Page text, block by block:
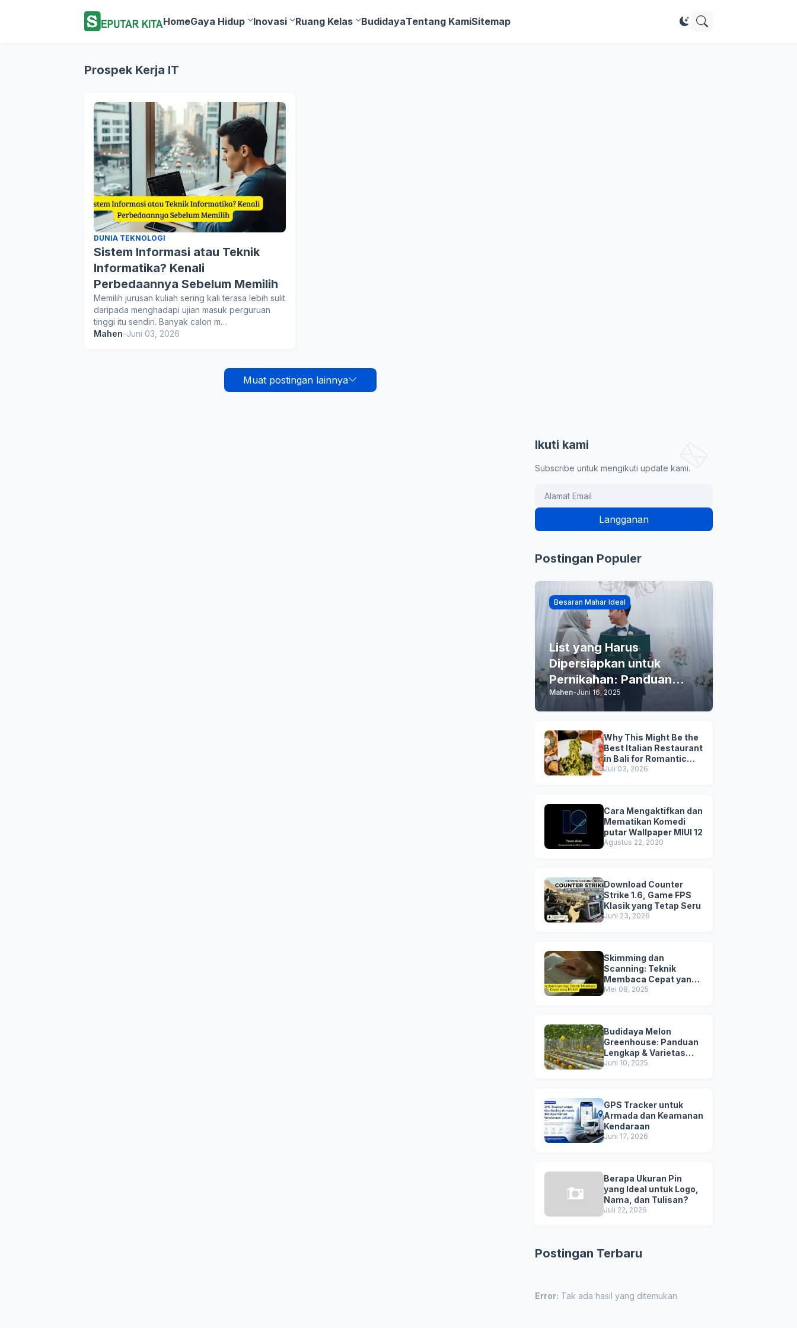
HomeGaya Hidup Inovasi Ruang Kelas BudidayaTentang KamiSitemap
Prospek Kerja IT
DUNIA TEKNOLOGI
Sistem Informasi atau Teknik
Informatika? Kenali
Perbedaannya Sebelum Memilih
Memilih jurusan kuliah sering kali terasa lebih sulit
daripada menghadapi ujian masuk perguruan
tinggi itu sendiri. Banyak calon m…
Mahen-Juni 03, 2026
Muat postingan lainnya
Ikuti kami
Subscribe untuk mengikuti update kami.
Postingan Populer
Besaran Mahar Ideal
List yang Harus
Dipersiapkan untuk
Pernikahan: Panduan
Praktis Anda
Mahen-Juni 16, 2025
Why This Might Be the
Best Italian Restaurant
in Bali for Romantic
Dinner, Family Dinner,
Juli 03, 2026
Cara Mengaktifkan dan
Mematikan Komedi
putar Wallpaper MIUI 12
Agustus 22, 2020
Download Counter
Strike 1.6, Game FPS
Klasik yang Tetap Seru
Juni 23, 2026
Skimming dan
Scanning: Teknik
Membaca Cepat yang
Efektif
Mei 08, 2025
Budidaya Melon
Greenhouse: Panduan
Lengkap & Varietas
Unggul
Juni 10, 2025
GPS Tracker untuk
Armada dan Keamanan
Kendaraan
Juni 17, 2026
Berapa Ukuran Pin
yang Ideal untuk Logo,
Nama, dan Tulisan?
Juli 22, 2026
Postingan Terbaru
Error: Tak ada hasil yang ditemukan